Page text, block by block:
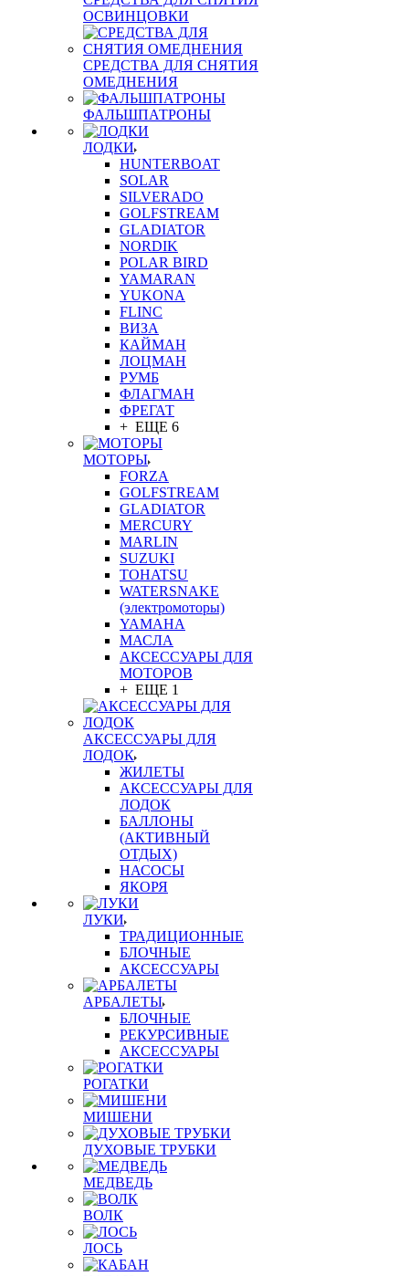
ОСВИНЦОВКИ
СРЕДСТВА ДЛЯ СНЯТИЯ
ОМЕДНЕНИЯ
ФАЛЬШПАТРОНЫ
ЛОДКИ
HUNTERBOAT
SOLAR
SILVERADO
GOLFSTREAM
GLADIATOR
NORDIK
POLAR BIRD
YAMARAN
YUKONA
FLINC
ВИЗА
КАЙМАН
ЛОЦМАН
РУМБ
ФЛАГМАН
ФРЕГАТ
+ ЕЩЕ 6
МОТОРЫ
FORZA
GOLFSTREAM
GLADIATOR
MERCURY
MARLIN
SUZUKI
TOHATSU
WATERSNAKE
(электромоторы)
YAMAHA
МАСЛА
АКСЕССУАРЫ ДЛЯ
МОТОРОВ
+ ЕЩЕ 1
АКСЕССУАРЫ ДЛЯ
ЛОДОК
ЖИЛЕТЫ
АКСЕССУАРЫ ДЛЯ
ЛОДОК
БАЛЛОНЫ
(АКТИВНЫЙ
ОТДЫХ)
НАСОСЫ
ЯКОРЯ
ЛУКИ
ТРАДИЦИОННЫЕ
БЛОЧНЫЕ
АКСЕССУАРЫ
АРБАЛЕТЫ
БЛОЧНЫЕ
РЕКУРСИВНЫЕ
АКСЕССУАРЫ
РОГАТКИ
МИШЕНИ
ДУХОВЫЕ ТРУБКИ
МЕДВЕДЬ
ВОЛК
ЛОСЬ